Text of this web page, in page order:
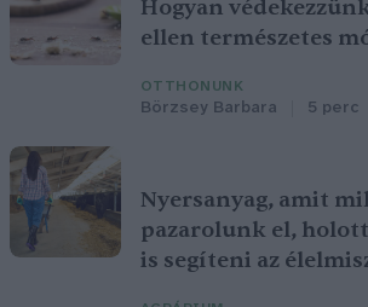
Hogyan
ellen természetes
OTTHONUNK
Börzsey Barbara 5 perc
Nyersanyag, amit
pazarolunk el,
is segíteni az